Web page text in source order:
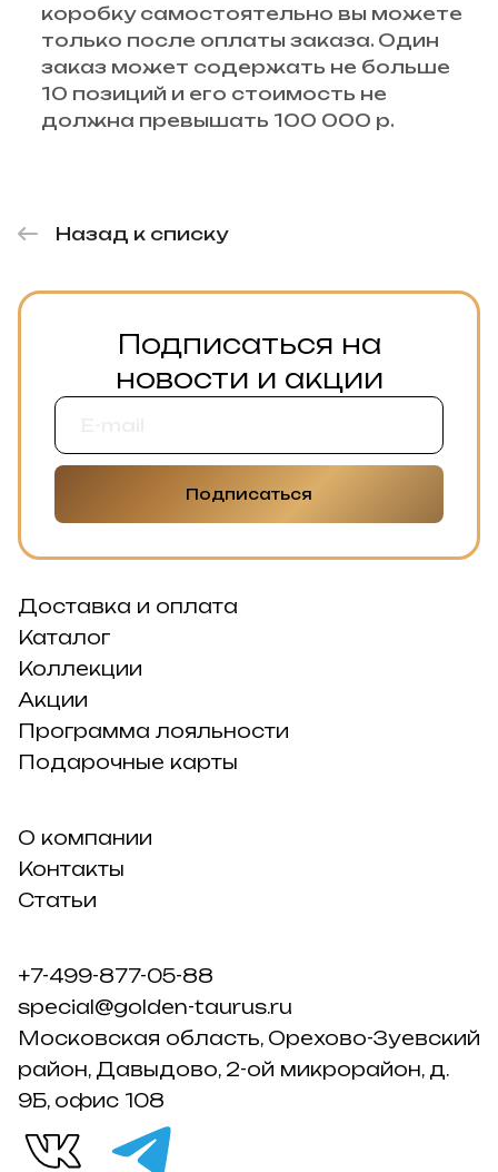
коробку самостоятельно вы можете
только после оплаты заказа. Один
заказ может содержать не больше
10 позиций и его стоимость не
должна превышать 100 000 р.
Назад к списку
Подписаться на
новости и акции
Подписаться
Доставка и оплата
Каталог
Коллекции
Акции
Программа лояльности
Подарочные карты
О компании
Контакты
Статьи
+7-499-877-05-88
special@golden-taurus.ru
Московская область, Орехово-Зуевский
район, Давыдово, 2-ой микрорайон, д.
9Б, офис 108